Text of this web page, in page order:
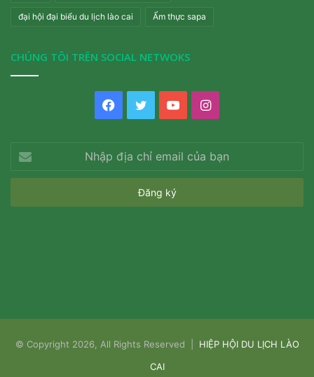
đại hội đại biểu du lịch lào cai Ẩm thực sapa
CHÚNG TÔI TRÊN SOCIAL NETWOKS
Facebook
TwitterYouTubeInstagram
địa
chỉ
của
© Copyright 2026, All Rights Reserved | HIỆP HỘI DU LỊCH LÀO
CAI